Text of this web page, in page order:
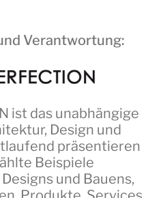
Verantwortung:
ist das unabhängige
Design und
präsentieren
Beispiele
und Bauens,